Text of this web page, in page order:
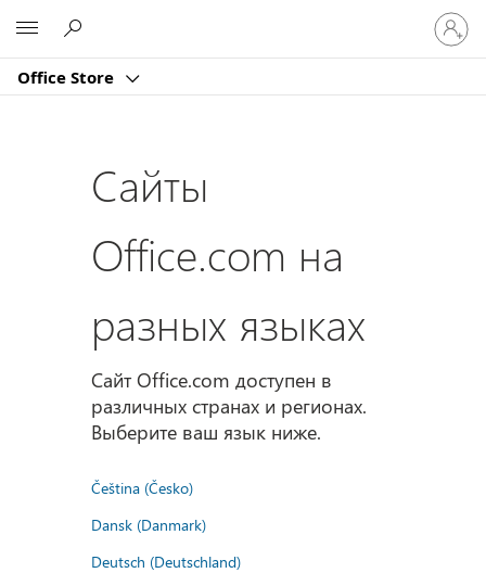
Office Store
в
Сайты
Office.com на
разных языках
Сайт Office.com доступен в
различных странах и регионах.
Выберите ваш язык ниже.
Čeština (Česko)
Dansk (Danmark)
Deutsch (Deutschland)